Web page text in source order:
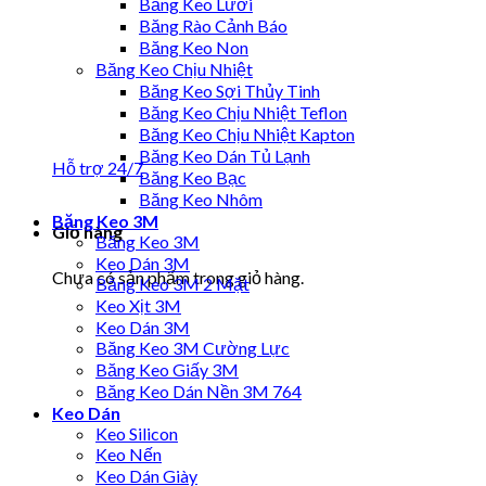
Hỗ trợ 24/7
Giỏ hàng
Chưa có sản phẩm trong giỏ hàng.
Băng Rào Cảnh Báo
Băng Keo Non
Băng Keo Chịu Nhiệt
Băng Keo Sợi Thủy Tinh
Băng Keo Chịu Nhiệt Teflon
Băng Keo Chịu Nhiệt Kapton
Băng Keo Dán Tủ Lạnh
Băng Keo Bạc
Băng Keo Nhôm
Băng Keo 3M
Băng Keo 3M
Keo Dán 3M
Băng Keo 3M 2 Mặt
Keo Xịt 3M
Keo Dán 3M
Băng Keo 3M Cường Lực
Băng Keo Giấy 3M
Băng Keo Dán Nền 3M 764
Keo Dán
Keo Silicon
Keo Nến
Keo Dán Giày